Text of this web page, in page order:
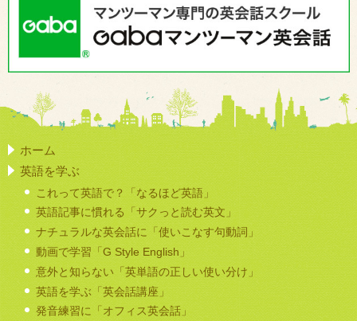
ホーム
英語を学ぶ
これって英語で？「なるほど英語」
英語記事に慣れる「サクっと読む英文」
ナチュラルな英会話に「使いこなす句動詞」
動画で学習「G Style English」
意外と知らない「英単語の正しい使い分け」
英語を学ぶ「英会話講座」
発音練習に「オフィス英会話」